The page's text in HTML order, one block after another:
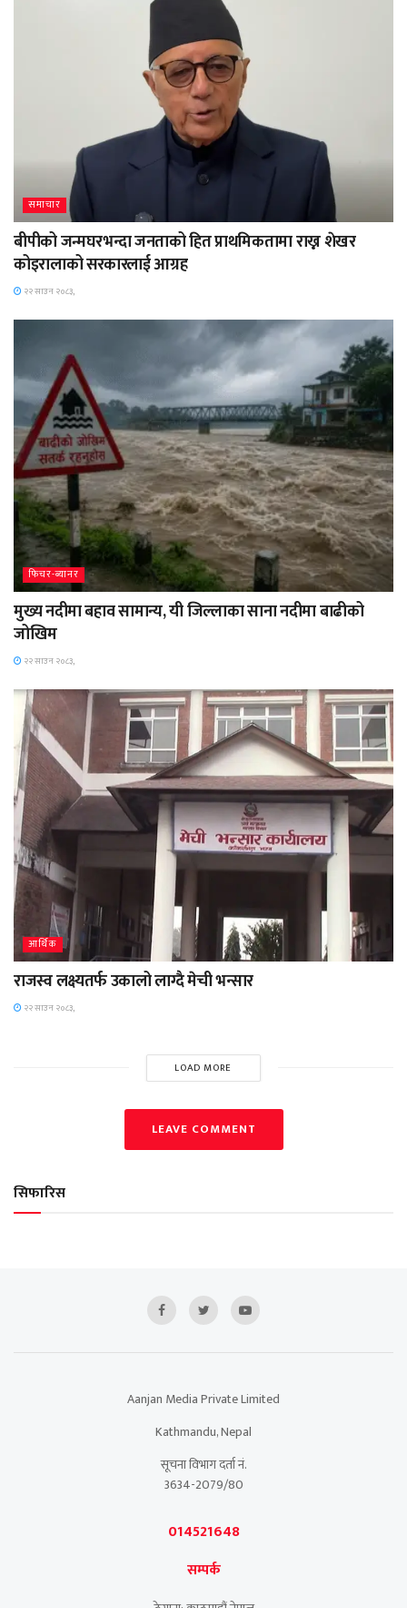
समाचार
बीपीको जन्मघरभन्दा जनताको हित प्राथमिकतामा राख्न शेखर
कोइरालाको सरकारलाई आग्रह
२२ साउन २०८३,
फिचर-ब्यानर
मुख्य नदीमा बहाव सामान्य, यी जिल्लाका साना नदीमा बाढीको
जोखिम
२२ साउन २०८३,
आर्थिक
राजस्व लक्ष्यतर्फ उकालो लाग्दै मेची भन्सार
२२ साउन २०८३,
LOAD MORE
LEAVE COMMENT
सिफारिस
Aanjan Media Private Limited
Kathmandu, Nepal
सूचना विभाग दर्ता नं.
3634-2079/80
014521648
सम्पर्क